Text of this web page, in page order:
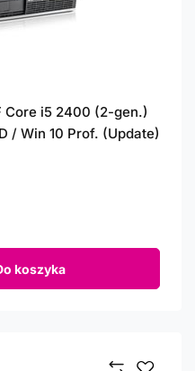
Core i5 2400 (2-gen.)
/ Win 10 Prof. (Update)
koszyka